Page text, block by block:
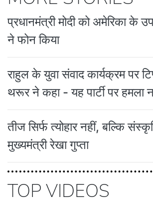
प्रधानमंत्री मोदी को अमेरिका के
ने फोन किया
राहुल के युवा संवाद कार्यक्रम पर
थरूर ने कहा - यह पार्टी पर हमला
तीज सिर्फ त्योहार नहीं, बल्कि
मुख्यमंत्री रेखा गुप्ता
TOP VIDEOS